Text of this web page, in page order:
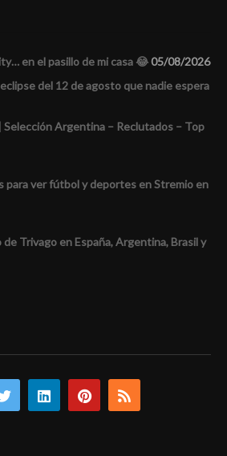
en el pasillo de mi casa 😂05/08/2026
del 12 de agosto que nadie espera
Selección Argentina – Reclutados – Top
para ver fútbol y deportes en Stremio en
de Trivago en España, Argentina, Brasil y